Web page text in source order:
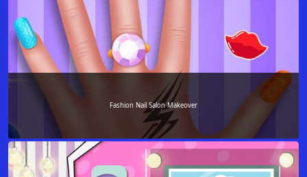
Fashion Nail Salon Makeover